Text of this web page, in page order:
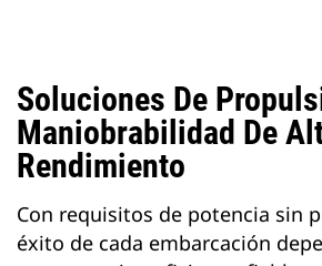
Soluciones De
Maniobrabilidad De
Rendimiento
Con requisitos de potencia sin
éxito de cada embarcación